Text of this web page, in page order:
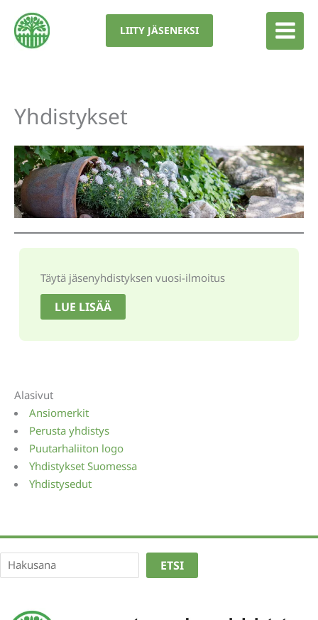
sisältöön
LIITY JÄSENEKSI
Yhdistykset
Täytä jäsenyhdistyksen vuosi-ilmoitus
LUE LISÄÄ
Alasivut
Ansiomerkit
Perusta yhdistys
Puutarhaliiton logo
Yhdistykset Suomessa
Yhdistysedut
Etsi
ETSI